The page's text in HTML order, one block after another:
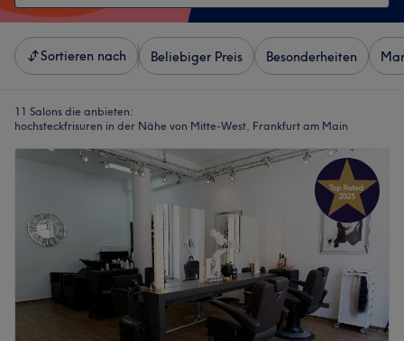
Sortieren nach Beliebiger Preis Besonderheiten
11 Salons die anbieten:
hochsteckfrisuren in der Nähe von Mitte-West, Frankfurt am Main